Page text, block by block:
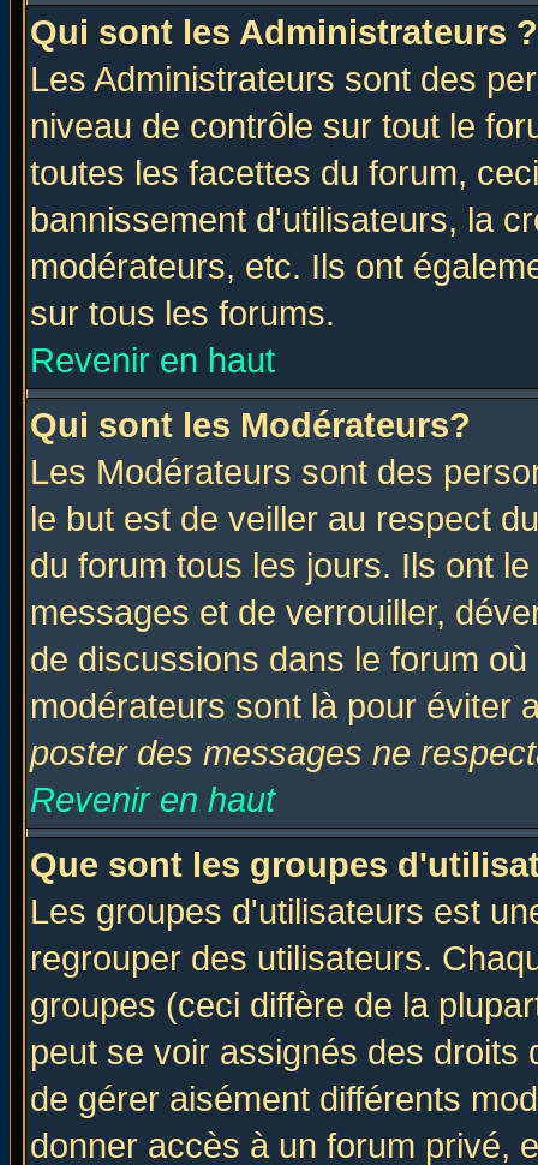
Qui sont les Administrateurs ?
Les Administrateurs sont des
niveau de contrôle sur tout le
toutes les facettes du forum,
bannissement d'utilisateurs, la
modérateurs, etc. Ils ont
sur tous les forums.
Revenir en haut
Qui sont les Modérateurs?
Les Modérateurs sont des
le but est de veiller au respect
du forum tous les jours. Ils ont
messages et de verrouiller,
de discussions dans le forum
modérateurs sont là pour éviter
poster des messages ne
Revenir en haut
Que sont les groupes
Les groupes d'utilisateurs est
regrouper des utilisateurs.
groupes (ceci diffère de la
peut se voir assignés des
de gérer aisément différents
donner accès à un forum privé,